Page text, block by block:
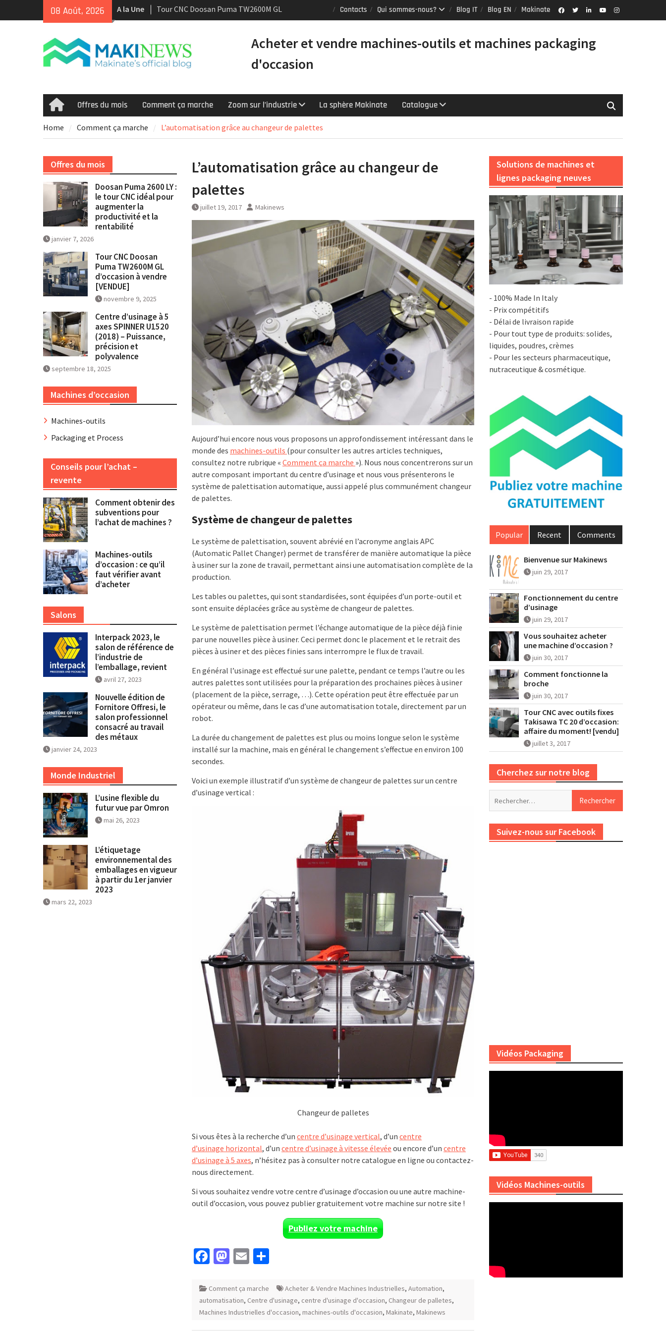
08 Août, 2026 A la Une
Tour CNC Doosan Puma TW2600M GL
d’occasion à vendre [VENDUE]
d’occasion récents équipés du contrôle
Smooth et de la technologie
multitâche
idéal pour augmenter la productivité
et la rentabilité
Contacts Qui sommes-nous? Blog IT Blog EN Makinate
Acheter et vendre machines-outils et machines packaging
d'occasion
HomeOffres du mois Comment ça marche Zoom sur l’industrie La sphère Makinate Catalogue
Home Comment ça marche L’automatisation grâce au changeur de palettes
L’automatisation grâce au changeur de
palettes
juillet 19, 2017 Makinews
Aujourd’hui encore nous vous proposons un approfondissement intéressant dans le
monde des machines-outils (pour consulter les autres articles techniques,
consultez notre rubrique « Comment ça marche »). Nous nous concentrerons sur un
autre composant important du centre d’usinage et nous vous présenterons le
système de palettisation automatique, aussi appelé plus communément changeur
de palettes.
Système de changeur de palettes
Le système de palettisation, souvent abrévié en l’acronyme anglais APC
(Automatic Pallet Changer) permet de transférer de manière automatique la pièce
à usiner sur la zone de travail, permettant ainsi une automatisation complète de la
production.
Les tables ou palettes, qui sont standardisées, sont équipées d’un porte-outil et
sont ensuite déplacées grâce au système de changeur de palettes.
Le système de palettisation permet l’échange automatique de la pièce déjà finie
par une nouvelles pièce à usiner. Ceci permet donc le placement et le retrait des
pièces à usiner et des pièces finies sans interrompre le flux de travail.
En général l’usinage est effectué sur une palette, pendant ce temps l’autre ou les
autres palettes sont utilisées pour la préparation des prochaines pièces à usiner
(placement de la pièce, serrage, …). Cette opération peut être effectuée par un
opérateur ou même, dans le cas d’une automatisation totale, directement par un
robot.
La durée du changement de palettes est plus ou moins longue selon le système
installé sur la machine, mais en général le changement s’effectue en environ 100
secondes.
Voici un exemple illustratif d’un système de changeur de palettes sur un centre
d’usinage vertical :
Changeur de palletes
Si vous êtes à la recherche d’un centre d’usinage vertical, d’un centre
d’usinage horizontal, d’un centre d’usinage à vitesse élevée ou encore d’un centre
d’usinage à 5 axes, n’hésitez pas à consulter notre catalogue en ligne ou contactez-
nous directement.
Si vous souhaitez vendre votre centre d’usinage d’occasion ou une autre machine-
outil d’occasion, vous pouvez publier gratuitement votre machine sur notre site !
Publiez votre machine
Facebook
Mastodon
Email
Comment ça marche Acheter & Vendre Machines Industrielles, Automation,
automatisation, Centre d'usinage, centre d'usinage d'occasion, Changeur de palletes,
Machines Industrielles d'occasion, machines-outils d'occasion, Makinate, Makinews
Solutions de machines et
lignes packaging neuves
- 100% Made In Italy
- Prix compétitifs
- Délai de livraison rapide
- Pour tout type de produits: solides,
liquides, poudres, crèmes
- Pour les secteurs pharmaceutique,
nutraceutique & cosmétique.
Popular Recent Comments
Bienvenue sur Makinews
juin 29, 2017
Fonctionnement du centre
d’usinage
juin 29, 2017
Vous souhaitez acheter
une machine d’occasion ?
juin 30, 2017
Comment fonctionne la
broche
juin 30, 2017
Tour CNC avec outils fixes
Takisawa TC 20 d’occasion:
affaire du moment! [vendu]
juillet 3, 2017
Cherchez sur notre blog
Suivez-nous sur Facebook
Vidéos Packaging
Vidéos Machines-outils
Offres du mois
Doosan Puma 2600 LY :
le tour CNC idéal pour
augmenter la
productivité et la
rentabilité
janvier 7, 2026
Tour CNC Doosan
Puma TW2600M GL
d’occasion à vendre
[VENDUE]
novembre 9, 2025
Centre d’usinage à 5
axes SPINNER U1520
(2018) – Puissance,
précision et
polyvalence
septembre 18, 2025
Machines d’occasion
Machines-outils
Packaging et Process
Conseils pour l’achat –
revente
Comment obtenir des
subventions pour
l’achat de machines ?
Machines-outils
d’occasion : ce qu’il
faut vérifier avant
d’acheter
Salons
Interpack 2023, le
salon de référence de
l’industrie de
l’emballage, revient
avril 27, 2023
Nouvelle édition de
Fornitore Offresi, le
salon professionnel
consacré au travail
des métaux
janvier 24, 2023
Monde Industriel
L’usine flexible du
futur vue par Omron
mai 26, 2023
L’étiquetage
environnemental des
emballages en vigueur
à partir du 1er janvier
2023
mars 22, 2023